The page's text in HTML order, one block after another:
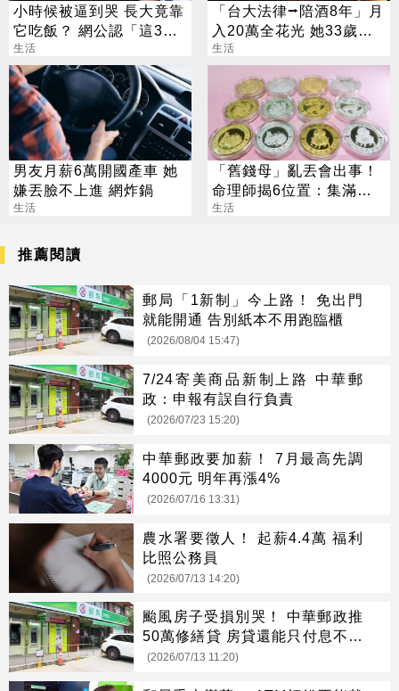
小時候被逼到哭 長大竟靠
它吃飯？ 網公認「這3
招」最划算
生活
「台大法律⭢陪酒8年」月
入20萬全花光 她33歲重
考醫牙：我只想賺錢
生活
男友月薪6萬開國產車 她
嫌丟臉不上進 網炸鍋
生活
「舊錢母」亂丟會出事！
命理師揭6位置：集滿生
肖力量大
生活
推薦閱讀
郵局「1新制」今上路！ 免出門
就能開通 告別紙本不用跑臨櫃
(2026/08/04 15:47)
7/24寄美商品新制上路 中華郵
政：申報有誤自行負責
(2026/07/23 15:20)
中華郵政要加薪！ 7月最高先調
4000元 明年再漲4%
(2026/07/16 13:31)
農水署要徵人！ 起薪4.4萬 福利
比照公務員
(2026/07/13 14:20)
颱風房子受損別哭！ 中華郵政推
50萬修繕貸 房貸還能只付息不還
本
(2026/07/13 11:20)